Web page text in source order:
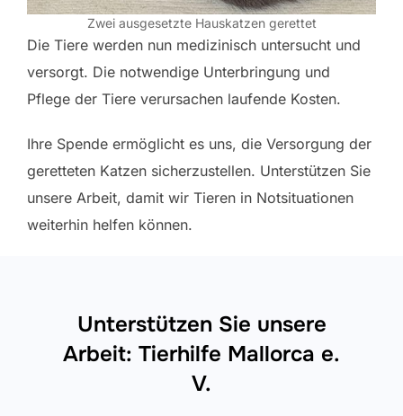
Zwei ausgesetzte Hauskatzen gerettet
Die Tiere werden nun medizinisch untersucht und
versorgt. Die notwendige Unterbringung und
Pflege der Tiere verursachen laufende Kosten.
Ihre Spende ermöglicht es uns, die Versorgung der
geretteten Katzen sicherzustellen. Unterstützen Sie
unsere Arbeit, damit wir Tieren in Notsituationen
weiterhin helfen können.
Unterstützen Sie unsere
Arbeit: Tierhilfe Mallorca e.
V.